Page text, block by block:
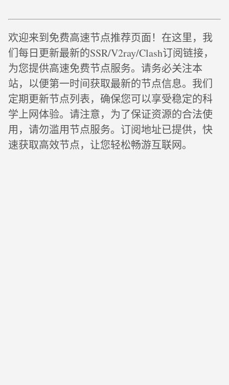
欢迎来到免费高速节点推荐页面！在这里，我
们每日更新最新的SSR/V2ray/Clash订阅链接，
为您提供高速免费节点服务。请务必关注本
站，以便第一时间获取最新的节点信息。我们
定期更新节点列表，确保您可以享受稳定的科
学上网体验。请注意，为了保证资源的合法使
用，请勿滥用节点服务。订阅地址已提供，快
速获取高效节点，让您轻松畅游互联网。